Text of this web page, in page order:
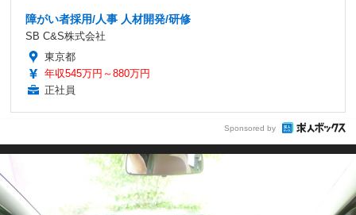
障がい者採用/人事 人材開発/研修
SB C&S株式会社
東京都
年収545万円～880万円
正社員
Sponsored by